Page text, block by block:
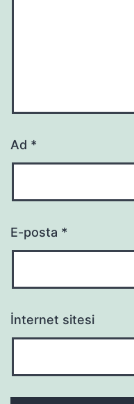
Ad *
E-posta *
İnternet sitesi